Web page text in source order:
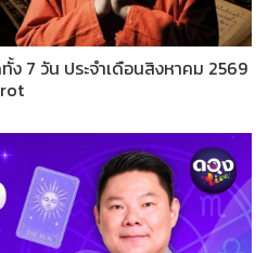
7 วัน ประจำเดือนสิงหาคม 2569